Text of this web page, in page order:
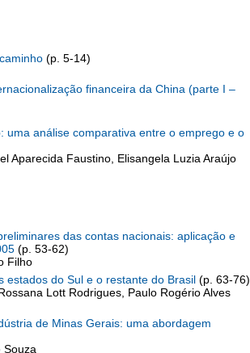
(p. 5-14)
financeira da China (parte I –
uma análise comparativa entre o emprego e o
Aparecida Faustino, Elisangela Luzia Araújo
das contas nacionais: aplicação e
(p. 53-62)
Filho
do Sul e o restante do Brasil (p. 63-76)
Lott Rodrigues, Paulo Rogério Alves
de Minas Gerais: uma abordagem
Souza